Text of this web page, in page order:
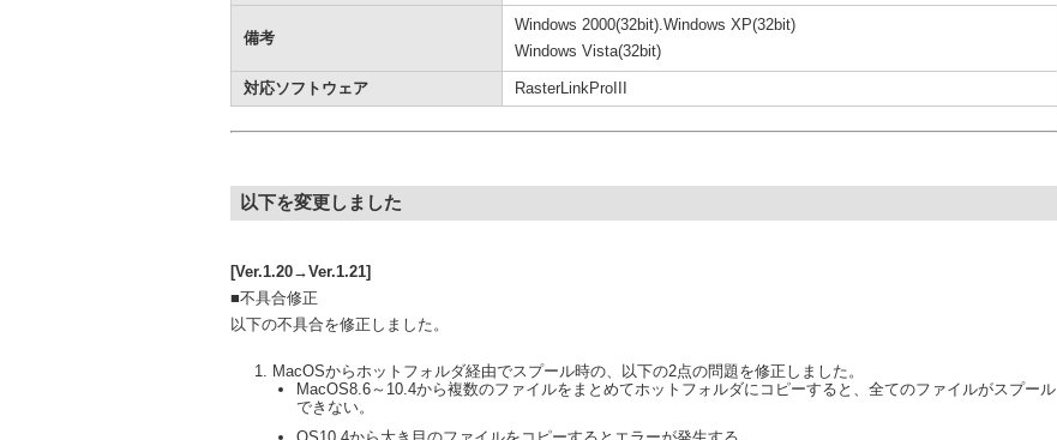
備考
Windows 2000(32bit).Windows XP(32bit)
Windows Vista(32bit)
対応ソフトウェア RasterLinkProIII
以下を変更しました
[Ver.1.20→Ver.1.21]
■不具合修正
以下の不具合を修正しました。
MacOSからホットフォルダ経由でスプール時の、以下の2点の問題を修正しました。
MacOS8.6～10.4から複数のファイルをまとめてホットフォルダにコピーすると、全てのファイルがスプール
できない。